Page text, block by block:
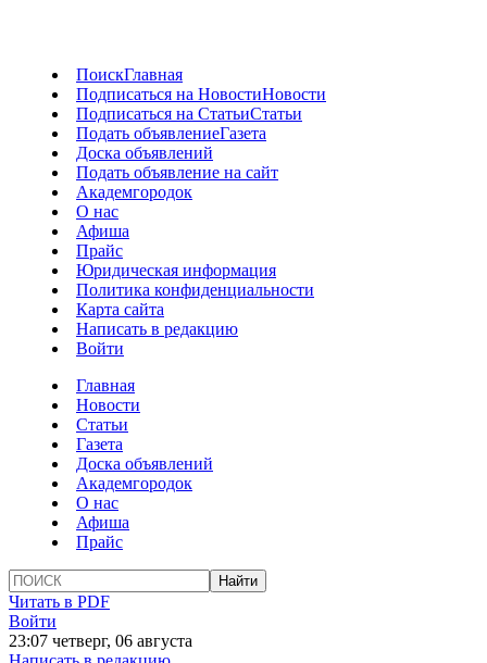
ПоискГлавная
Подписаться на НовостиНовости
Подписаться на СтатьиСтатьи
Подать объявлениеГазета
Доска объявлений
Подать объявление на сайт
Академгородок
О нас
Афиша
Прайс
Юридическая информация
Политика конфиденциальности
Карта сайта
Написать в редакцию
Войти
Главная
Новости
Статьи
Газета
Доска объявлений
Академгородок
О нас
Афиша
Прайс
Читать в PDF
Войти
23:07 четверг, 06 августа